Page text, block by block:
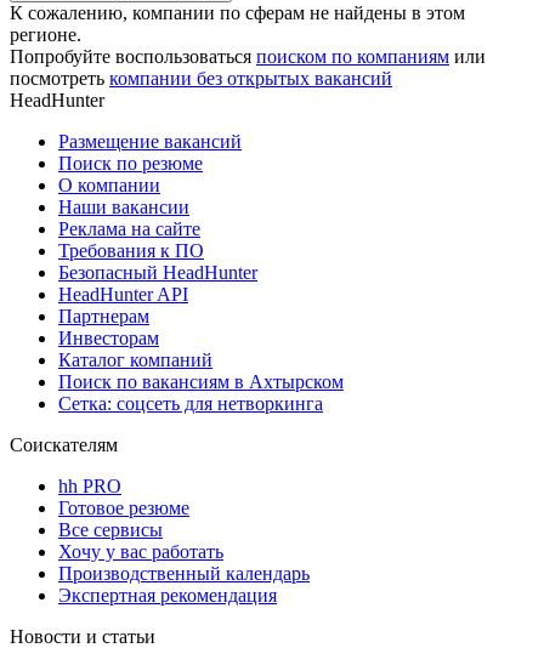
К сожалению, компании по сферам не найдены в этом
регионе.
Попробуйте воспользоваться поиском по компаниям или
посмотреть компании без открытых вакансий
HeadHunter
Размещение вакансий
Поиск по резюме
О компании
Наши вакансии
Реклама на сайте
Требования к ПО
Безопасный HeadHunter
HeadHunter API
Партнерам
Инвесторам
Каталог компаний
Поиск по вакансиям в Ахтырском
Сетка: соцсеть для нетворкинга
Соискателям
hh PRO
Готовое резюме
Все сервисы
Хочу у вас работать
Производственный календарь
Экспертная рекомендация
Новости и статьи